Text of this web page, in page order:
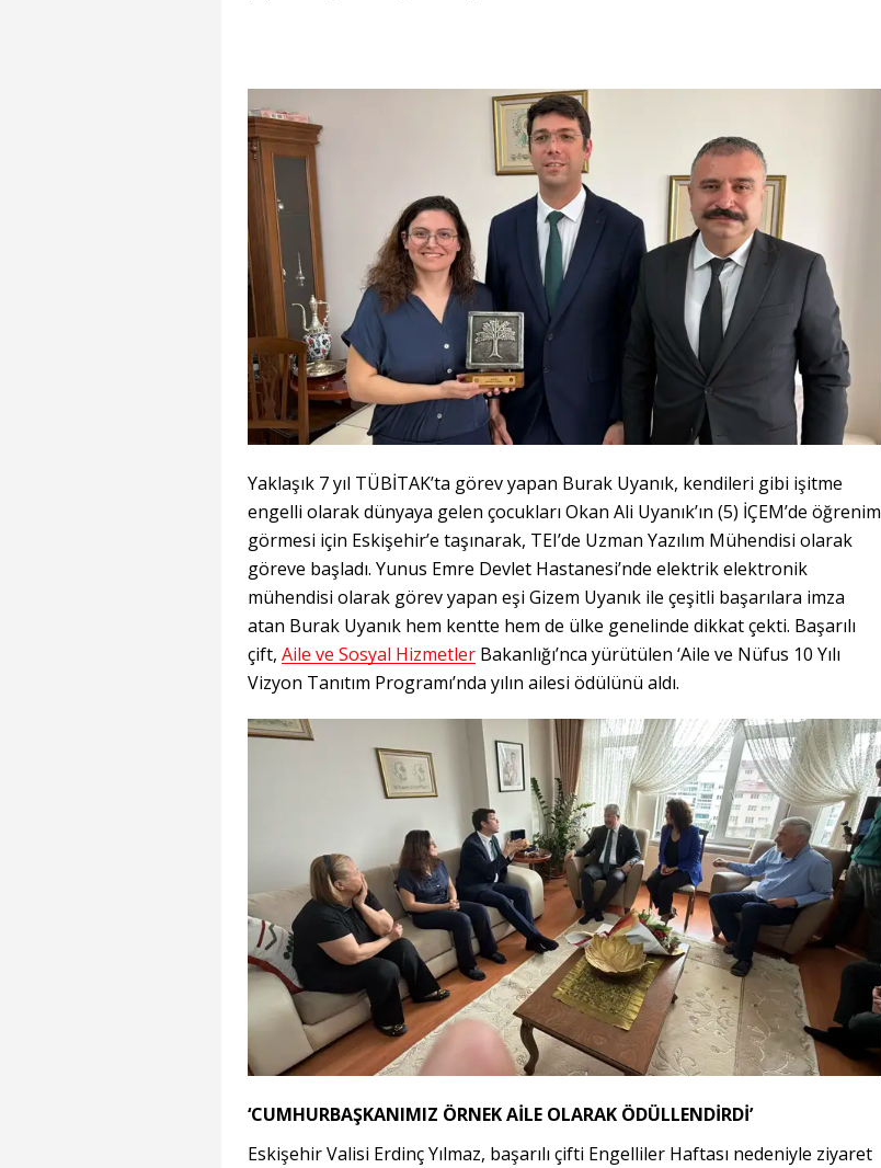
Yaklaşık 7 yıl TÜBİTAK’ta görev yapan Burak Uyanık, kendileri gibi işitme
engelli olarak dünyaya gelen çocukları Okan Ali Uyanık’ın (5) İÇEM’de öğrenim
görmesi için Eskişehir’e taşınarak, TEI’de Uzman Yazılım Mühendisi olarak
göreve başladı. Yunus Emre Devlet Hastanesi’nde elektrik elektronik
mühendisi olarak görev yapan eşi Gizem Uyanık ile çeşitli başarılara imza
atan Burak Uyanık hem kentte hem de ülke genelinde dikkat çekti. Başarılı
çift, Aile ve Sosyal Hizmetler Bakanlığı’nca yürütülen ‘Aile ve Nüfus 10 Yılı
Vizyon Tanıtım Programı’nda yılın ailesi ödülünü aldı.
‘CUMHURBAŞKANIMIZ ÖRNEK AİLE OLARAK ÖDÜLLENDİRDİ’
Eskişehir Valisi Erdinç Yılmaz, başarılı çifti Engelliler Haftası nedeniyle ziyaret